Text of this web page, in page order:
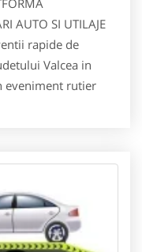
AUTO SI UTILAJE
rapide de
Valcea in
eveniment rutier